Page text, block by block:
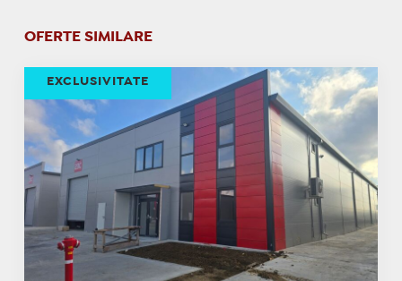
OFERTE SIMILARE
EXCLUSIVITATE